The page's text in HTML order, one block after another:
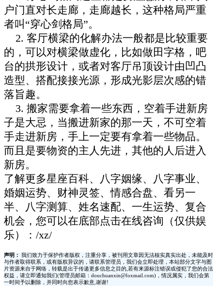
户门直对长走廊，走廊越长，这种格局严重
者叫“穿心剑格局”。
2. 客厅横梁的化解办法一般都是比较重要
的，可以对横梁做虚化，比如做田字格，吧
台的拱形设计，或者对客厅吊顶设计由凹凸
造型、搭配接接光源，形成光影层次感的错
落旨趣。
3. 搬家需要拿着一些东西，空着手进新房
子是大忌，当搬进新家的那一天，不可空着
手走进新房，手上一定要有拿着一些物品。
而且是要物资的主人先进，其他的人后进入
新房。
了解更多星座百科、八字姻缘、八字事业、
婚姻运势、财神灵签、情感合盘、看另一
半、八字测算、姓名速配、一生运势、复合
机会，您可以在底部点击在线咨询（仅供娱
乐）：/xz/
声明：
我们致力于保护作者版权，注重分享，被刊用文章因无法核实真实出处，未能及时
与作者取得联系，或有版权异议的，请联系管理员，我们会立即处理，本站部分文字与图
片资源来自于网络，转载是出于传递更多信息之目的,若有来源标注错误或侵犯了您的合法
权益，请立即通知我们(管理员邮箱：douchuanxin@foxmail.com)，情况属实，我们会第
一时间予以删除，并同时向您表示歉意,谢谢!